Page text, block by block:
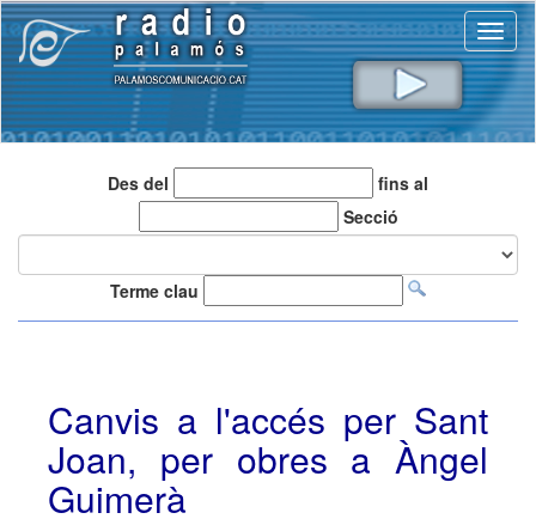
Des del
fins al
Secció
Terme clau
Canvis a l'accés per Sant
Joan, per obres a Àngel
Guimerà